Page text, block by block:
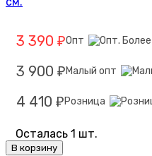
3 390 ₽Опт
3 900 ₽ Малый опт
4 410 ₽ Розница
Осталась 1 шт.
В корзину